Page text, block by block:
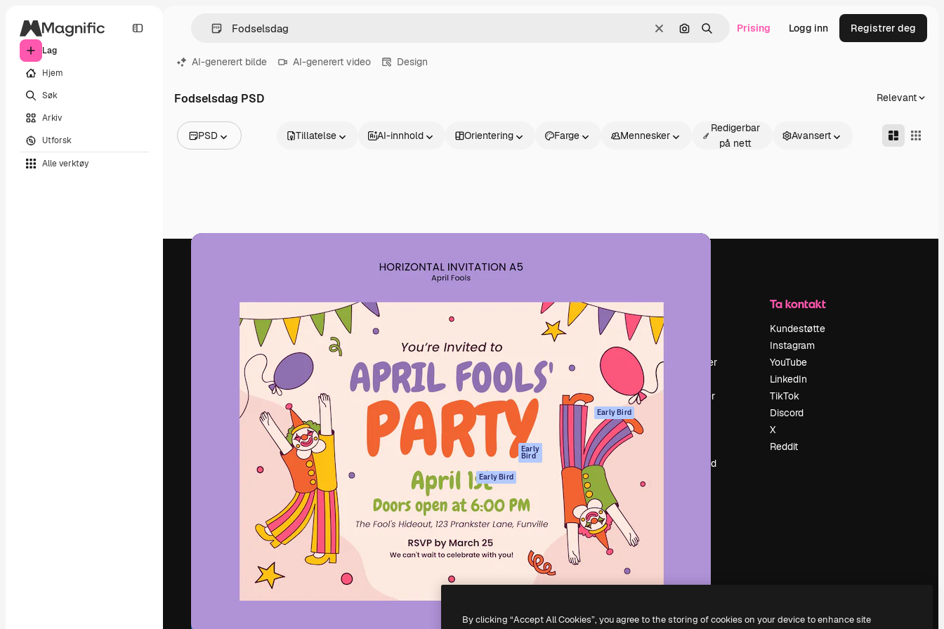
Lag
Hjem
Søk
Arkiv
Utforsk
Alle verktøy
Slett Søk etter bilde
Søk Prising Logg inn Registrer deg
AI-generert bilde AI-generert video Design
Fodselsdag PSD Relevant
PSD
Videoer
Tillatelse AI-innhold Orientering Farge Mennesker
Redigerbar
på nett
Avansert
Den kreative plattformen for å lede ditt
beste arbeid. Mer enn 1 million abonnenter
blant kreative, selskaper, byråer og studioer.
Norsk bokmål
Produkter
AI-assistent
AI Image Generator
AI-videogenerator
stemmegenerator
Arkivinnhold
MCP for
Claude/ChatGPT
Early
Bird
Agenter Early Bird
API
Mobilapp
Alle Magnific-
verktøy
Kom i gang
Academy
Dokumentasjon
Support
Vilkår for bruk
Personvernerklæring
Originaler
Early Bird
Retningslinjer for
informasjonskapsler
Tillitssenter
Affiliates
For bedrifter
Selskap
Prising
Anmeldelser
Søketrender
Selg innhold
Ta kontakt
Kundestøtte
Instagram
YouTube
LinkedIn
TikTok
Discord
X
Reddit
Copyright © 2010- Freepik Company S.L.U. Alle rettigheter forbeholdt.
By clicking “Accept All Cookies”, you agree to the storing of cookies on your device to enhance site